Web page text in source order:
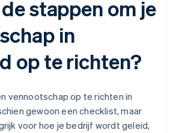
stappen om je
in
op te richten?
vennootschap op te richten in
gewoon een checklist, maar
voor hoe je bedrijf wordt geleid,